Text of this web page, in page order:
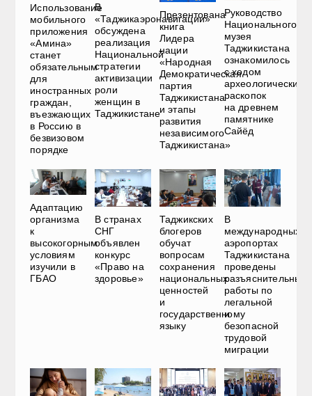
Использование
мобильного
приложения
«Амина»
станет
обязательным
для
иностранных
граждан,
въезжающих
в Россию в
безвизовом
порядке
В
«Таджикаэронавигации»
обсуждена
реализация
Национальной
стратегии
активизации
роли
женщин в
Таджикистане
Презентована
книга
Лидера
нации
«Народная
Демократическая
партия
Таджикистана
и этапы
развития
независимого
Таджикистана»
Руководство
Национального
музея
Таджикистана
ознакомилось
с ходом
археологических
раскопок
на древнем
памятнике
Сайёд
Адаптацию
организма
к
высокогорным
условиям
изучили в
ГБАО
В странах
СНГ
объявлен
конкурс
«Право на
здоровье»
Таджикских
блогеров
обучат
вопросам
сохранения
национальных
ценностей
и
государственному
языку
В
международных
аэропортах
Таджикистана
проведены
разъяснительные
работы по
легальной
и
безопасной
трудовой
миграции